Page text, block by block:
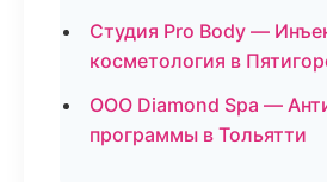
Студия Pro Body —
косметология в
ООО Diamond Spa —
программы в Тольятти